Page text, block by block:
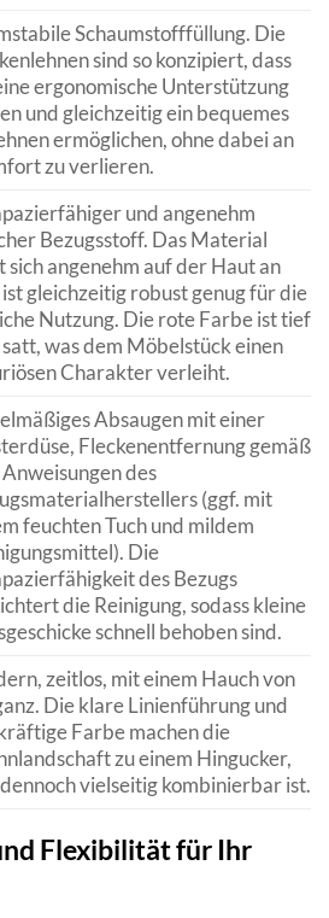
Schaumstofffüllung. Die
sind so konzipiert, dass
ergonomische Unterstützung
und gleichzeitig ein bequemes
ermöglichen, ohne dabei an
zu verlieren.
und angenehm
Bezugsstoff. Das Material
sich angenehm auf der Haut an
gleichzeitig robust genug für die
Nutzung. Die rote Farbe ist tief
was dem Möbelstück einen
Charakter verleiht.
Absaugen mit einer
Fleckenentfernung gemäß
des
(ggf. mit
feuchten Tuch und mildem
Die
des Bezugs
die Reinigung, sodass kleine
schnell behoben sind.
zeitlos, mit einem Hauch von
Die klare Linienführung und
Farbe machen die
zu einem Hingucker,
vielseitig kombinierbar ist.
Flexibilität für Ihr